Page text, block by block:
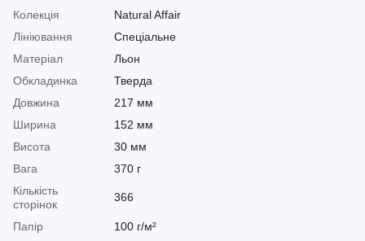
Колекція
Natural Affair
Лініювання
Спеціальне
Матеріал
Льон
Обкладинка
Тверда
Довжина
217 мм
Ширина
152 мм
Висота
30 мм
Вага
370 г
Кількість
сторінок
366
Папір
100 г/м²